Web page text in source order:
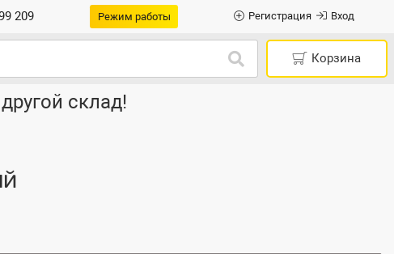
209 Режим работы Регистрация Вход
Корзина
склад!